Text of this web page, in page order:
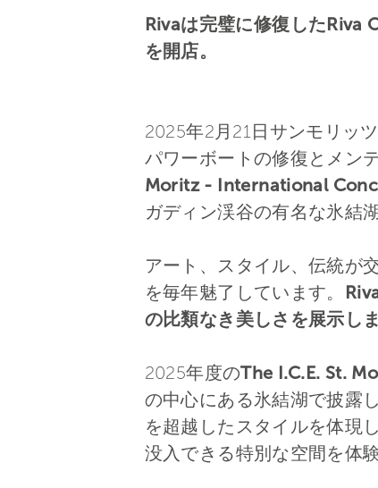
Rivaは完璧に修復したRiva
を開店。
2025年2月21日サンモリッ
パワーボートの修復とメン
Moritz - International
ガディン渓谷の有名な氷結
アート、スタイル、伝統が
を毎年魅了しています。
の比類なき美しさを展示しま
2025年度のThe I.C.E. St.
の中心にある氷結湖で披露
を超越したスタイルを体現
没入できる特別な空間を体